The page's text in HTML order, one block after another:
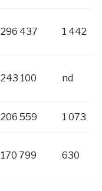
296 437 1 442
243 100 nd
206 559 1 073
170 799 630